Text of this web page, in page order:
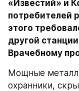
«Известий» и
потребителей
этого
другой
Врачебному
Мощные
охранники,